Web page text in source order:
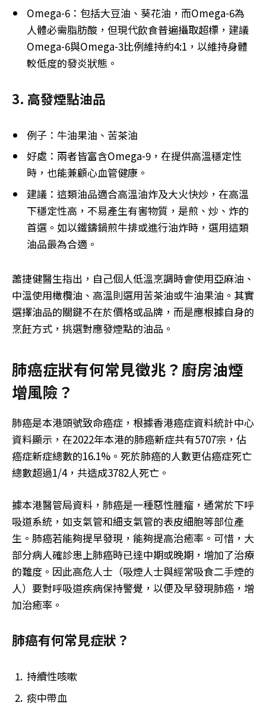
Omega-6：包括大豆油、葵花油，而Omega-6為
人體必需脂肪酸，但現代飲食普遍攝取超標，建議
Omega-6與Omega-3比例維持約4:1，以維持身體
較低度的發炎狀態。
3. 高發煙點油品
例子：牛油果油、苦茶油
好處：兩者皆富含Omega-9，在提供高溫穩定性
時，也能兼顧心血管健康。
建議：這類油品適合高溫油炸及大火快炒，在高溫
下穩定性高，不易產生有害物質，是煎、炒、炸的
首選。如以鐵鑄鍋煎牛排或進行油炸時，選用這類
油品最為合適。
蕭捷健醫生指出，自己個人低溫烹調時會使用亞麻油、
中溫使用橄欖油、高溫則選用苦茶油或牛油果油。其實
選擇油品的關鍵不在於價格或品牌，而是應根據自身的
烹飪方式，挑選對應發煙點的油品。
肺癌症狀有何常見徵兆？廚房油煙
增風險？
肺癌是本港頭號致命癌症，根據香港癌症資料統計中心
資料顯示，在2022年本港的肺癌新症共有5707宗，佔
癌症新症總數的16.1%。死於肺癌的人數更佔癌症死亡
總數超過1/4，共造成3782人死亡。
據本港醫管局資料，肺癌是一種惡性腫瘤，通常於下呼
吸道系統，如支氣管和細支氣管的表皮細胞等部位產
生。肺癌若能夠提早發現，能夠提高治癒率。可惜，大
部分病人確診患上肺癌時已達中期或晚期，增加了治療
的難度。因此高危人士（吸煙人士與經常吸食二手煙的
人）要對呼吸道疾病保持警覺，以便及早發現肺癌，增
加治癒率。
肺癌有何常見症狀？
持續性咳嗽
痰中帶血